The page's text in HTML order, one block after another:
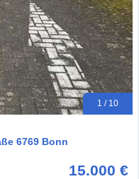
1 / 10
6769 Bonn
15.000 €